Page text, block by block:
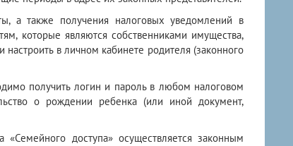
а также получения налоговых уведомлений в
которые являются собственниками имущества,
настроить в личном кабинете родителя (законного
получить логин и пароль в любом налоговом
о рождении ребенка (или иной документ,
доступа» осуществляется законным